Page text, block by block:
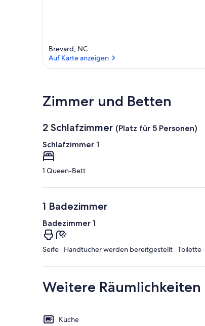
Brevard, NC
Auf Karte anzeigen
Zimmer und Betten
2 Schlafzimmer (Platz für 5 Personen)
Schlafzimmer 1
1 Queen-Bett
1 Badezimmer
Badezimmer 1
Seife · Handtücher werden bereitgestellt · Toilette
Weitere Räumlichkeiten
Küche